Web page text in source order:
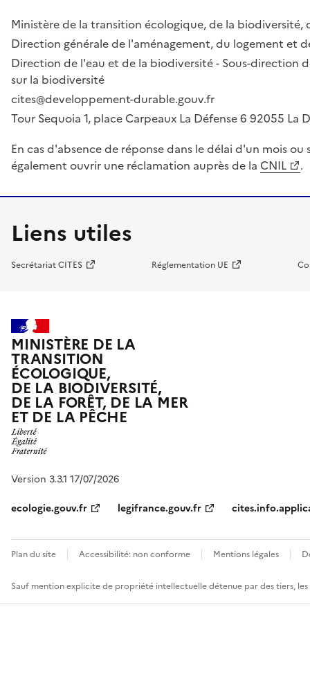
Ministère de la transition écologique, de la biodiversité,
Direction générale de l'aménagement, du logement et
Direction de l'eau et de la biodiversité - Sous-direction
sur la biodiversité
cites@developpement-durable.gouv.fr
Tour Sequoia 1, place Carpeaux La Défense 6 92055 La
En cas d'absence de réponse dans le délai d'un mois
également ouvrir une réclamation auprès de la CNIL .
Liens utiles
Secrétariat CITES Réglementation UE
MINISTÈRE DE LA
TRANSITION
ÉCOLOGIQUE,
DE LA BIODIVERSITÉ,
DE LA FORÊT, DE LA MER
ET DE LA PÊCHE
Version 3.3.1 17/07/2026
ecologie.gouv.fr
legifrance.gouv.fr
Plan du site Accessibilité: non conforme Mentions légales
Sauf mention explicite de propriété intellectuelle détenue par des tiers,